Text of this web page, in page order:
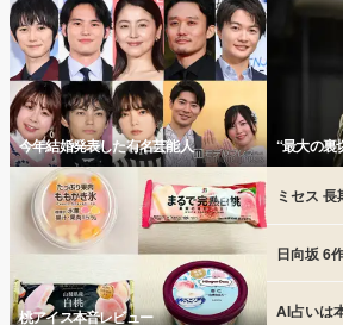
今年結婚発表した有名芸能人 “最大の裏
桃アイス本音レビュー
ミセス
日向坂 6
AI占いは